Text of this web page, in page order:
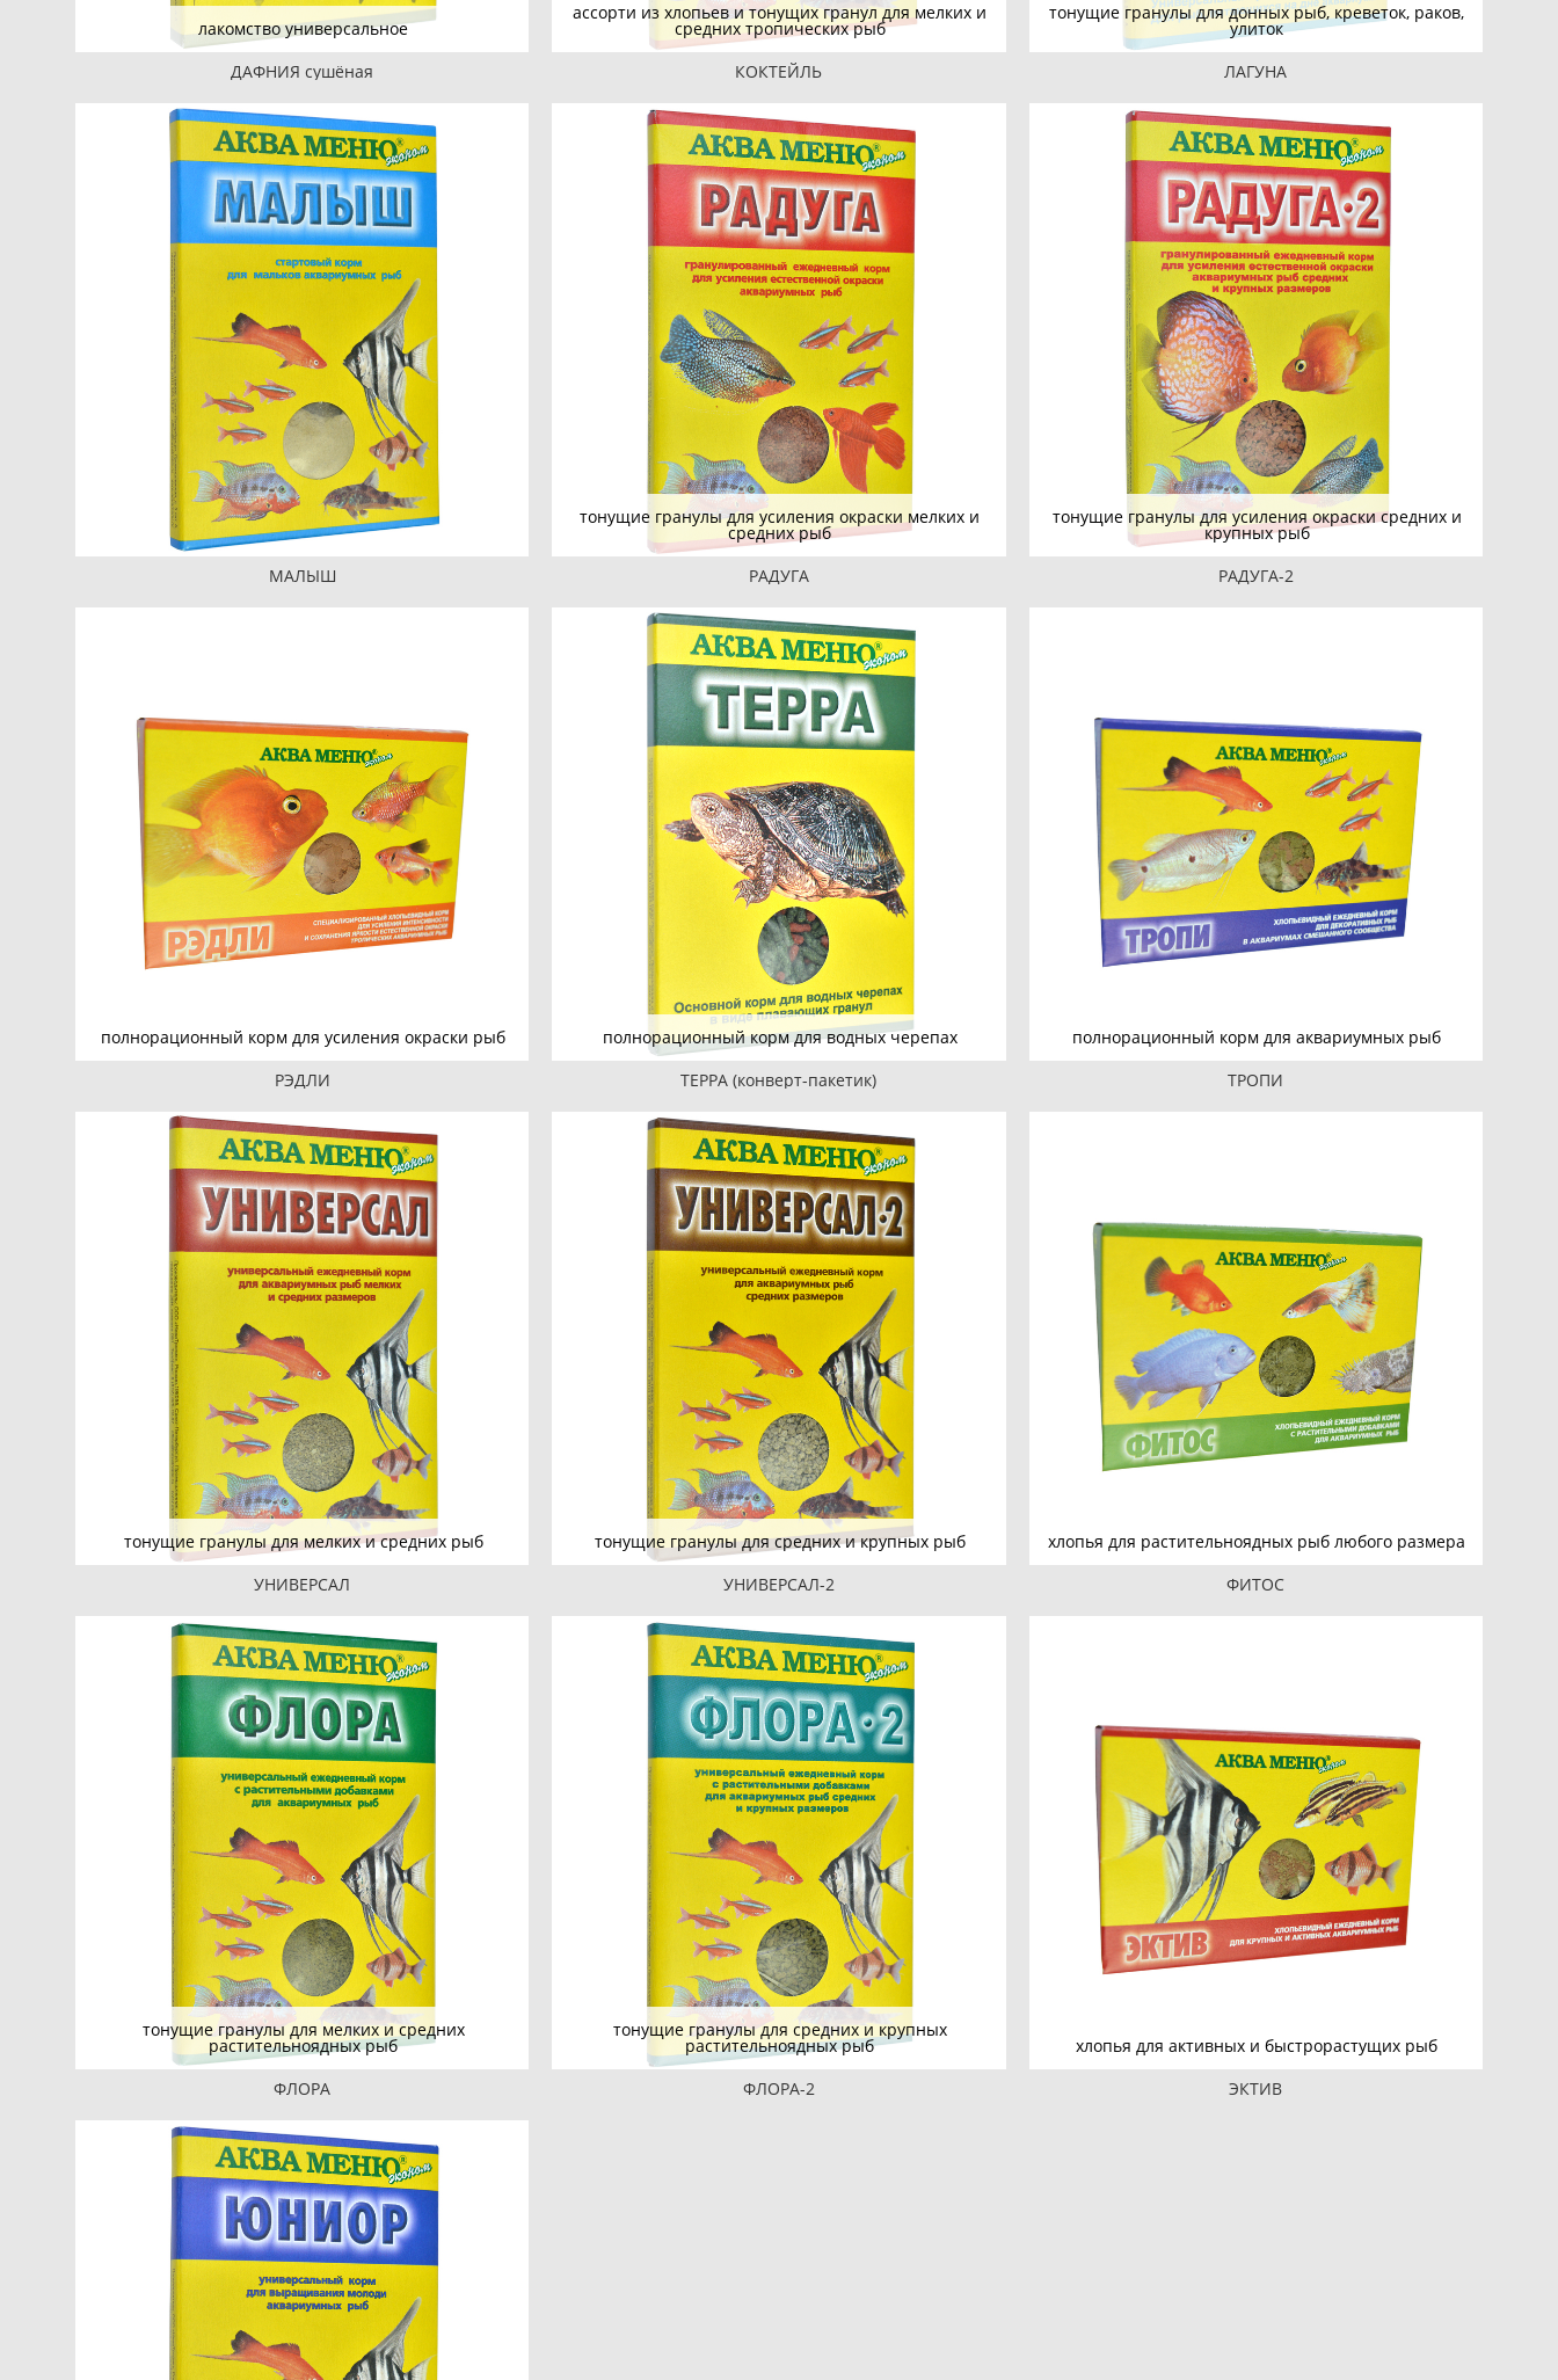
лакомство универсальное
ДАФНИЯ сушёная
ассорти из хлопьев и тонущих гранул для мелких и
средних тропических рыб
КОКТЕЙЛЬ
тонущие гранулы для донных рыб, креветок, раков,
улиток
ЛАГУНА
МАЛЫШ
тонущие гранулы для усиления окраски мелких и
средних рыб
РАДУГА
тонущие гранулы для усиления окраски средних и
крупных рыб
РАДУГА-2
полнорационный корм для усиления окраски рыб
РЭДЛИ
полнорационный корм для водных черепах
ТЕРРА (конверт-пакетик)
полнорационный корм для аквариумных рыб
ТРОПИ
тонущие гранулы для мелких и средних рыб
УНИВЕРСАЛ
тонущие гранулы для средних и крупных рыб
УНИВЕРСАЛ-2
хлопья для растительноядных рыб любого размера
ФИТОС
тонущие гранулы для мелких и средних
растительноядных рыб
ФЛОРА
тонущие гранулы для средних и крупных
растительноядных рыб
ФЛОРА-2
хлопья для активных и быстрорастущих рыб
ЭКТИВ